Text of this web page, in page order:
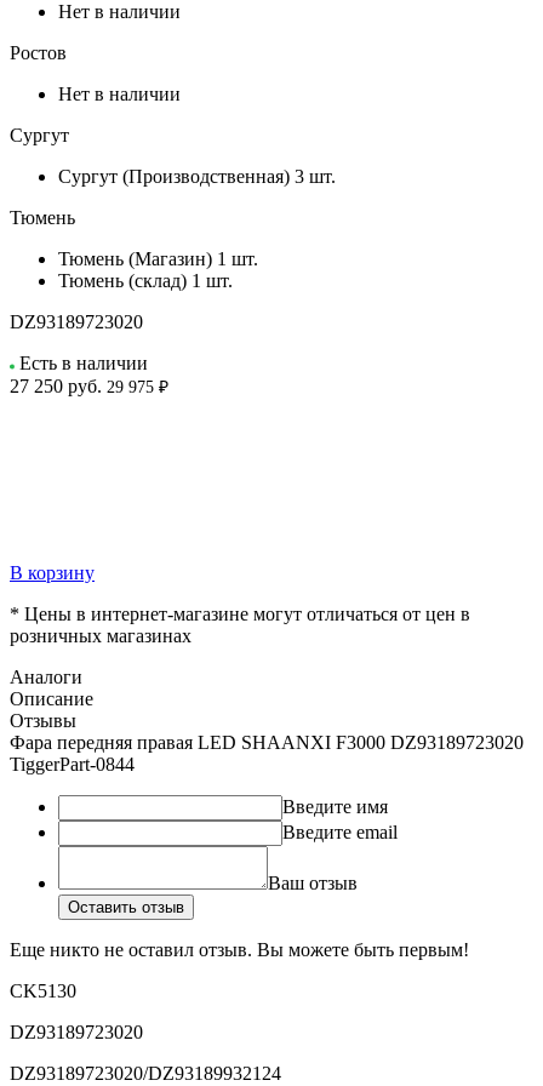
Нет в наличии
Ростов
Нет в наличии
Сургут
Сургут (Производственная) 3 шт.
Тюмень
Тюмень (Магазин) 1 шт.
Тюмень (склад) 1 шт.
DZ93189723020
Есть в наличии
27 250 руб. 29 975 ₽
В корзину
* Цены в интернет-магазине могут отличаться от цен в
розничных магазинах
Аналоги
Описание
Отзывы
Фара передняя правая LED SHAANXI F3000 DZ93189723020
TiggerPart-0844
Введите имя
Введите email
Ваш отзыв
Оставить отзыв
Еще никто не оставил отзыв. Вы можете быть первым!
CK5130
DZ93189723020
DZ93189723020/DZ93189932124